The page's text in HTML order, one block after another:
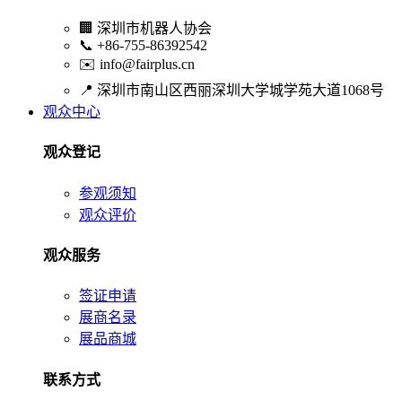
🏢 深圳市机器人协会
📞 +86-755-86392542
✉️ info@fairplus.cn
📍 深圳市南山区西丽深圳大学城学苑大道1068号
观众中心
观众登记
参观须知
观众评价
观众服务
签证申请
展商名录
展品商城
联系方式